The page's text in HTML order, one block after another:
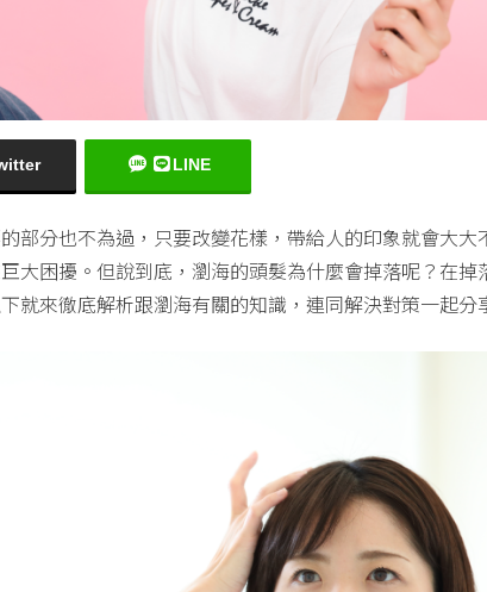
LINE
部分也不為過，只要改變花樣，帶給人的印象就會大大
大困擾。但說到底，瀏海的頭髮為什麼會掉落呢？在掉
就來徹底解析跟瀏海有關的知識，連同解決對策一起分